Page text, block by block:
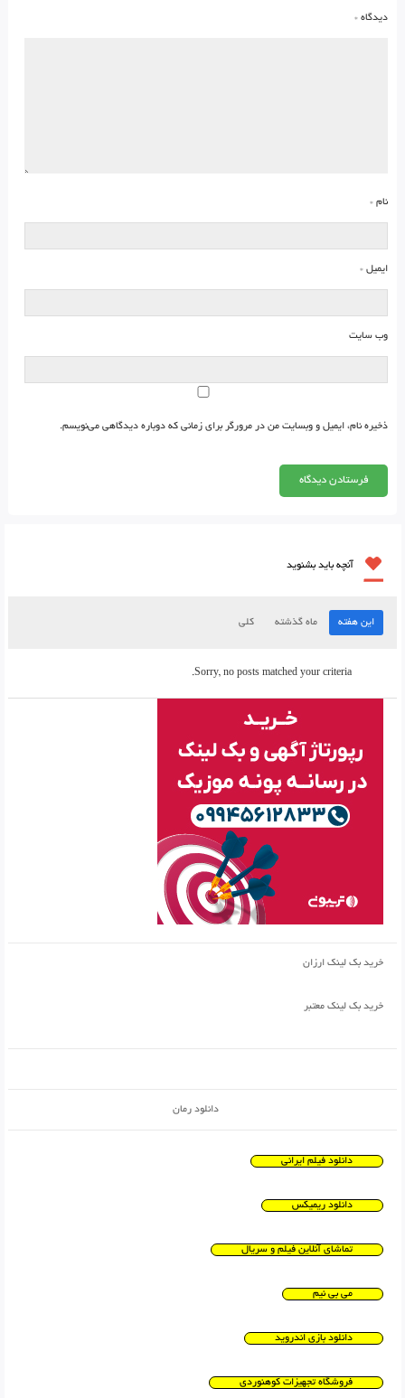
دیدگاه *
نام *
ایمیل *
وب‌ سایت
ذخیره نام، ایمیل و وبسایت من در مرورگر برای زمانی که دوباره دیدگاهی می‌نویسم.
آنچه باید بشنوید
این هفته ماه گذشته کلی
Sorry, no posts matched your criteria.
خرید بک لینک ارزان
خرید بک لینک معتبر
دانلود رمان
دانلود فیلم ایرانی
دانلود ریمیکس
تماشای آنلاین فیلم و سریال
می بی نیم
دانلود بازی اندروید
فروشگاه تجهیزات کوهنوردی